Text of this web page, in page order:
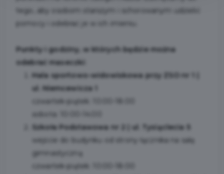
tego, aby osobom starszym i schorowanym udzielić
pomocy i odebrać je w ich imieniu.
Punkty i godziny, w których będzie można
odebrać maseczki:
Hala sportowo-widowiskowa przy ZSO nr 1 |
ul. Niemcewicza 1
czwartek-piątek: 10:00-18:00
sobota: 10:00-14:00
Szkoła Podstawowa nr 2 | ul. Tysiąclecia 5
wejście do budynku od strony łącznika na salę
gimnastyczną
czwartek-piątek: 10:00-18:00